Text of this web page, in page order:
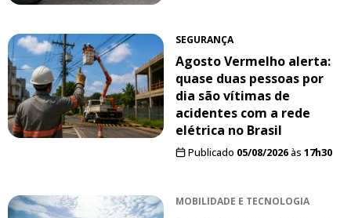
SEGURANÇA
Agosto Vermelho alerta:
quase duas pessoas por
dia são vítimas de
acidentes com a rede
elétrica no Brasil
Publicado 05/08/2026às 17h30
MOBILIDADE E TECNOLOGIA